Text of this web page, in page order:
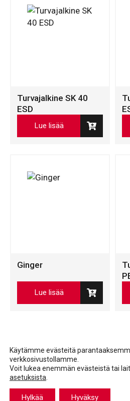
Turvajalkine SK 40
ESD
Lue lisää
Ginger
Lue lisää
Käytämme evästeitä
verkkosivustollamme.
Voit lukea enemmän evästeistä tai
asetuksista
Hyväksy
Hylkää